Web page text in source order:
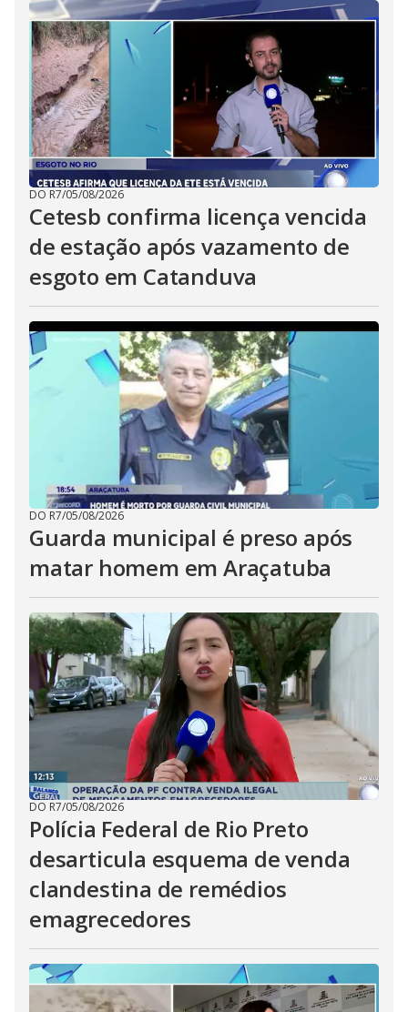
DO R7/05/08/2026
Cetesb confirma licença vencida
de estação após vazamento de
esgoto em Catanduva
DO R7/05/08/2026
Guarda municipal é preso após
matar homem em Araçatuba
DO R7/05/08/2026
Polícia Federal de Rio Preto
desarticula esquema de venda
clandestina de remédios
emagrecedores